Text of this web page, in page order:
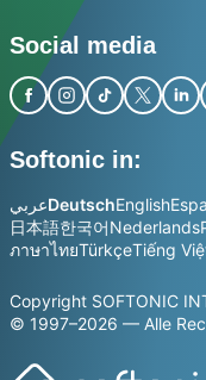
Social media
Softonic in:
عربيDeutschEnglish
日本語한국어Nederlands
ภาษาไทยTürkçeTiếng
Copyright SOFTONIC
© 1997–2026 — Alle